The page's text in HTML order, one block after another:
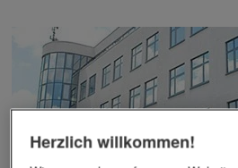
Herzlich willkommen!